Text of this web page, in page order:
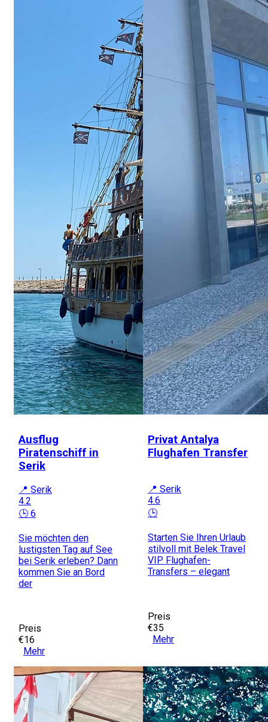
Ausflug
Piratenschiff in
Serik
📍 Serik
4.2
🕒 6
Sie möchten den
lustigsten Tag auf See
bei Serik erleben? Dann
kommen Sie an Bord
der
Preis
€16
Mehr
Privat Antalya
Flughafen Transfer
📍 Serik
4.6
🕒
Starten Sie Ihren Urlaub
stilvoll mit Belek Travel
VIP Flughafen-
Transfers – elegant
Preis
€35
Mehr